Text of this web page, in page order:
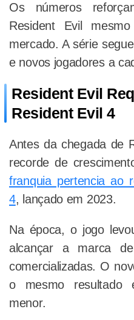
Os números
Resident Evil
mercado. A série
e novos jogadores a
Resident Evil
Resident Evil 4
Antes da chegada de
recorde de
franquia pertencia ao
4, lançado em 2023.
Na época, o jogo
alcançar a marca
comercializadas. O
o mesmo resultado
menor.